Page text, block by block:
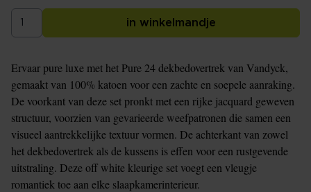
in winkelmandje
Ervaar pure luxe met het Pure 24 dekbedovertrek van Vandyck,
gemaakt van 100% katoen voor een zachte en soepele aanraking.
De voorkant van deze set pronkt met een rijke jacquard geweven
structuur, voorzien van gevarieerde weefpatronen die samen een
visueel aantrekkelijke textuur vormen. De achterkant van zowel
het dekbedovertrek als de kussens is effen voor een rustgevende
uitstraling. Deze off white kleurige set voegt een vleugje
romantiek toe aan elke slaapkamerinterieur.